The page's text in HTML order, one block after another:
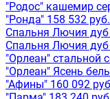
"Родос" кашемир
"Ронда" 158 532 руб.
Спальня Лючия
Спальня Лючия
"Орлеан" стальной
"Орлеан" Ясень
"Афины" 160 092